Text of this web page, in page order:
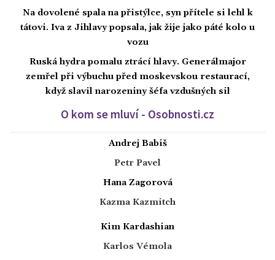
Na dovolené spala na přistýlce, syn přítele si lehl k
tátovi. Iva z Jihlavy popsala, jak žije jako páté kolo u
vozu
Ruská hydra pomalu ztrácí hlavy. Generálmajor
zemřel při výbuchu před moskevskou restaurací,
když slavil narozeniny šéfa vzdušných sil
O kom se mluví - Osobnosti.cz
Andrej Babiš
Petr Pavel
Hana Zagorová
Kazma Kazmitch
Kim Kardashian
Karlos Vémola